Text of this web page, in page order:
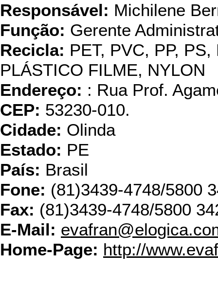
Responsável: Michilene
Função: Gerente
Recicla: PET, PVC, PP,
PLÁSTICO FILME, NYLON
Endereço: : Rua Prof.
CEP: 53230-010.
Cidade: Olinda
Estado: PE
País: Brasil
Fone: (81)3439-4748/5800
Fax: (81)3439-4748/5800
E-Mail:
Home-Page: http://